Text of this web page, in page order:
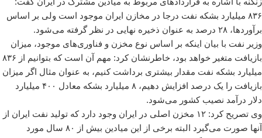
۸۳۶ میلیارد بشکه نفت درجا در مخازن ایران موجود است ولی بر اساس
برآوردها، ۲۸ درصد به عنوان ذخیره نهایی در نظر گرفته می‌شود.
وزیر نفت با بیان اینکه بر اساس نوع مخزن و فناوری‌های موجود، میزان
بازیافت متغیر خواهد بود، خاطرنشان کرد: مهم آن است که بتوانیم از ۸۳۶
میلیارد بشکه نفت مقدار بیشتری برداشت کنیم، به عنوان مثال اگر میزان
بازیافت را یک درصد افزایش دهیم، ۸ میلیارد بشکه معادل ۴۰۰ میلیارد
دلار درآمد نصیب کشور می‌شود.
وی تصریح کرد: ۱۲ مخزن اصلی در ایران وجود دارد که تولید نفت ایران از
آنها صورت می‌گیرد البته برخی از این میادین بیش از ۸۰ سال مورد